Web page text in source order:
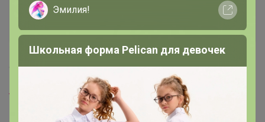
Амина
9 июля, 2021 23:06 1
Vikulik , из-за дозаказа получается долго ( извините
Эмилия!
Школьная форма Pelican для девочек